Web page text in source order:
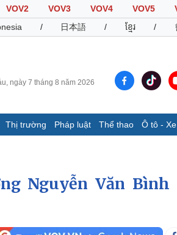
VOV2 VOV3 VOV4 VOV5
/ 日本語 / ខ្មែរ /
ngày 7 tháng 8 năm 2026
Thị trường Pháp luật Thể thao Ô tô -
Cuộc sống đó đây
Hồ sơ
Ảnh
E-Magazine
Nguyễn Văn